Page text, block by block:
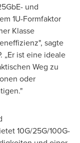
und
1U-Formfaktor
Klasse
sagte
„Er ist eine ideale
Weg zu
oder
10G/25G/100G-